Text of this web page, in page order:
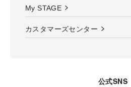
My STAGE
カスタマーズセンター
公式SNS